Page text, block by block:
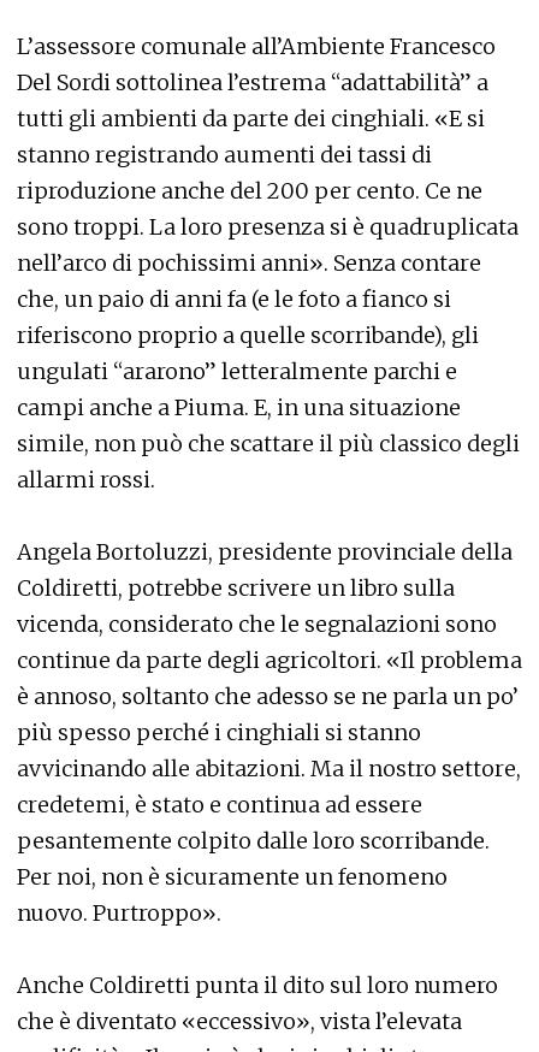
L’assessore comunale all’Ambiente Francesco
Del Sordi sottolinea l’estrema “adattabilità” a
tutti gli ambienti da parte dei cinghiali. «E si
stanno registrando aumenti dei tassi di
riproduzione anche del 200 per cento. Ce ne
sono troppi. La loro presenza si è quadruplicata
nell’arco di pochissimi anni». Senza contare
che, un paio di anni fa (e le foto a fianco si
riferiscono proprio a quelle scorribande), gli
ungulati “ararono” letteralmente parchi e
campi anche a Piuma. E, in una situazione
simile, non può che scattare il più classico degli
allarmi rossi.
Angela Bortoluzzi, presidente provinciale della
Coldiretti, potrebbe scrivere un libro sulla
vicenda, considerato che le segnalazioni sono
continue da parte degli agricoltori. «Il problema
è annoso, soltanto che adesso se ne parla un po’
più spesso perché i cinghiali si stanno
avvicinando alle abitazioni. Ma il nostro settore,
credetemi, è stato e continua ad essere
pesantemente colpito dalle loro scorribande.
Per noi, non è sicuramente un fenomeno
nuovo. Purtroppo».
Anche Coldiretti punta il dito sul loro numero
che è diventato «eccessivo», vista l’elevata